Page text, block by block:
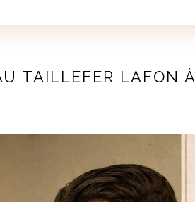
TAILLEFER LAFON À